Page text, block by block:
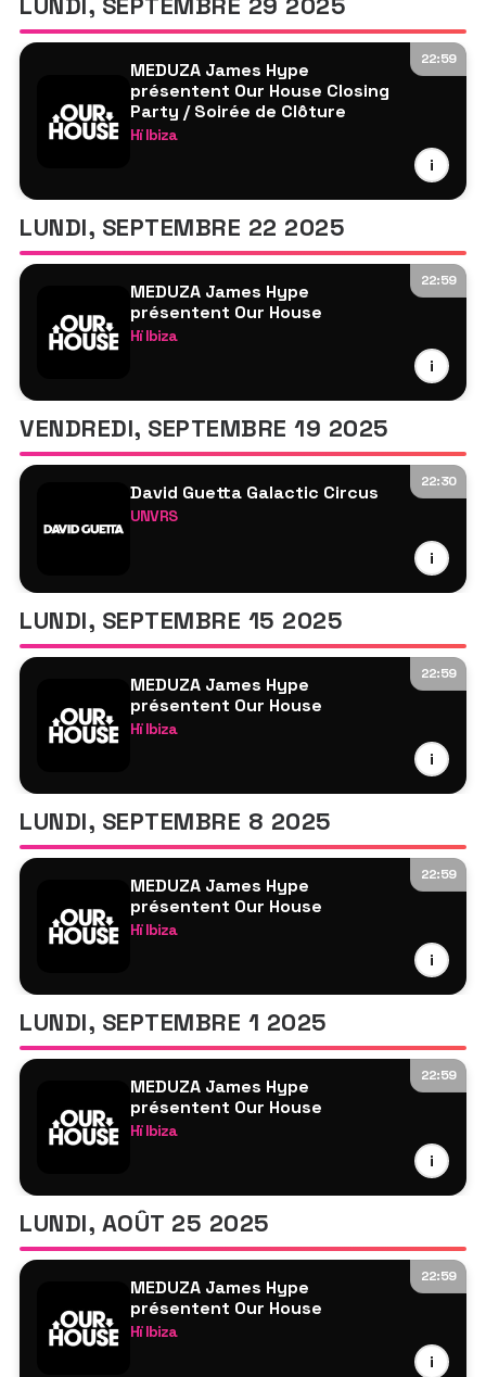
Essel
Agents Of Time
Zamna Sound System
Brina Knauss
22:59
MEDUZA James Hype
présentent Our House Closing
Party / Soirée de Clôture
Hï Ibiza
i
Genesi
Tita Lau
Horsegiirl
Matty Ralph
LUNDI, SEPTEMBRE 22 2025
22:59
MEDUZA James Hype
présentent Our House
Hï Ibiza
i
A-Track
Tita Lau
Adrian Mills
VENDREDI, SEPTEMBRE 19 2025
22:30
David Guetta Galactic Circus
UNVRS
i
Zamna Soundsystem
LUNDI, SEPTEMBRE 15 2025
22:59
MEDUZA James Hype
présentent Our House
Hï Ibiza
i
Tita Lau
TBA
Nifra
K.A.D.
LUNDI, SEPTEMBRE 8 2025
22:59
MEDUZA James Hype
présentent Our House
Hï Ibiza
i
Joris Voorn
Genesi
Amber Broos
HVRR
LUNDI, SEPTEMBRE 1 2025
22:59
MEDUZA James Hype
présentent Our House
Hï Ibiza
i
Odd Mob
Mistajam
Somewhen
Rudosa
LUNDI, AOÛT 25 2025
22:59
MEDUZA James Hype
présentent Our House
Hï Ibiza
i